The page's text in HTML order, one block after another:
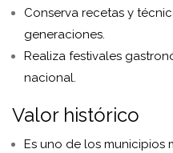
Conserva recetas y
generaciones.
Realiza festivales
nacional.
Valor histórico
Es uno de los municipios